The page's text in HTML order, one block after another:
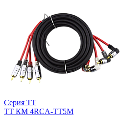
Серия ТТ
ТТ КМ 4RCA-ТТ5М